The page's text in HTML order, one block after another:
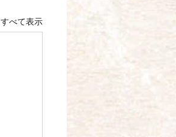
すべて表示